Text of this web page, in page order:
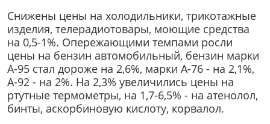
Снижены цены на холодильники, трикотажные
изделия, телерадиотовары, моющие средства
на 0,5-1%. Опережающими темпами росли
цены на бензин автомобильный, бензин марки
А-95 стал дороже на 2,6%, марки А-76 - на 2,1%,
А-92 - на 2%. На 2,3% увеличилиcь цены на
ртутные термометры, на 1,7-6,5% - на атенолол,
бинты, аскорбиновую кислоту, корвалол.